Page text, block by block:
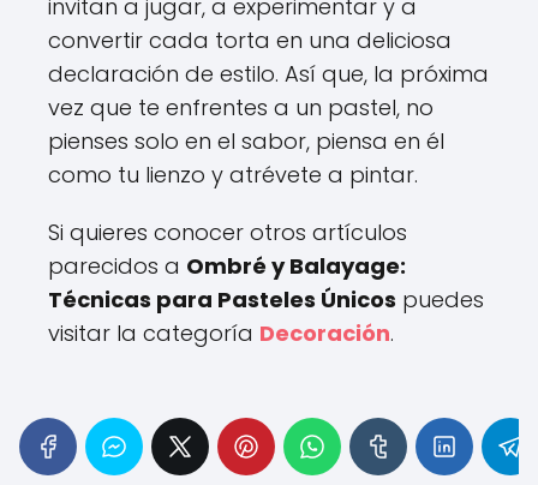
invitan a jugar, a experimentar y a
convertir cada torta en una deliciosa
declaración de estilo. Así que, la próxima
vez que te enfrentes a un pastel, no
pienses solo en el sabor, piensa en él
como tu lienzo y atrévete a pintar.
Si quieres conocer otros artículos
parecidos a Ombré y Balayage:
Técnicas para Pasteles Únicos puedes
visitar la categoría Decoración.